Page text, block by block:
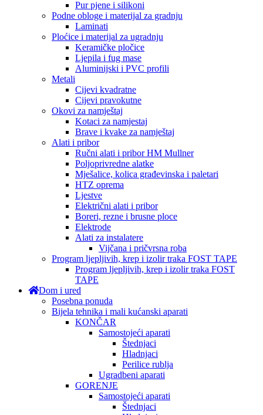
Pur pjene i silikoni
Podne obloge i materijal za gradnju
Laminati
Ploćice i materijal za ugradnju
Keramičke pločice
Ljepila i fug mase
Aluminijski i PVC profili
Metali
Cijevi kvadratne
Cijevi pravokutne
Okovi za namještaj
Kotaci za namjestaj
Brave i kvake za namještaj
Alati i pribor
Ručni alati i pribor HM Mullner
Poljoprivredne alatke
Mješalice, kolica građevinska i paletari
HTZ oprema
Ljestve
Električni alati i pribor
Boreri, rezne i brusne ploce
Elektrode
Alati za instalatere
Vijčana i pričvrsna roba
Program ljepljivih, krep i izolir traka FOST TAPE
Program ljepljivih, krep i izolir traka FOST
TAPE
Dom i ured
Posebna ponuda
Bijela tehnika i mali kućanski aparati
KONČAR
Samostojeći aparati
Štednjaci
Hladnjaci
Perilice rublja
Ugradbeni aparati
GORENJE
Samostojeći aparati
Štednjaci